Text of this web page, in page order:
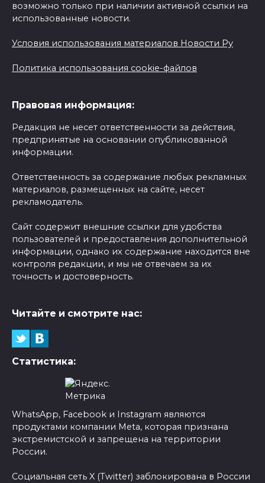
возможно только при наличии активной ссылки на
использованные новости.
Условия использования материалов Новости Ру
Политика использования cookie-файлов
Правовая информация:
Редакция не несет ответственности за действия,
предпринятые на основании опубликованной
информации.
Ответственность за содержание любых рекламных
материалов, размещенных на сайте, несет
рекламодатель.
Сайт содержит внешние ссылки для удобства
пользователей и предоставления дополнительной
информации, однако их содержание находится вне
контроля редакции, и мы не отвечаем за их
точность и достоверность.
Читайте и смотрите нас:
Статистика:
WhatsApp, Facebook и Instagram являются
продуктами компании Meta, которая признана
экстремистской и запрещена на территории
России.
Социальная сеть X (Twitter) заблокирована в России